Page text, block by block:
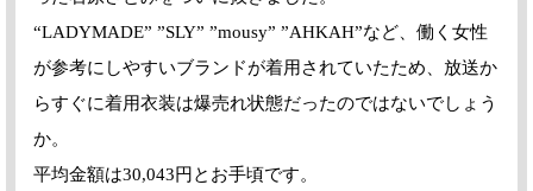
“LADYMADE” ”SLY” ”mousy” ”AHKAH”など、働く女性
が参考にしやすいブランドが着用されていたため、放送か
らすぐに着用衣装は爆売れ状態だったのではないでしょう
か。
平均金額は30,043円とお手頃です。